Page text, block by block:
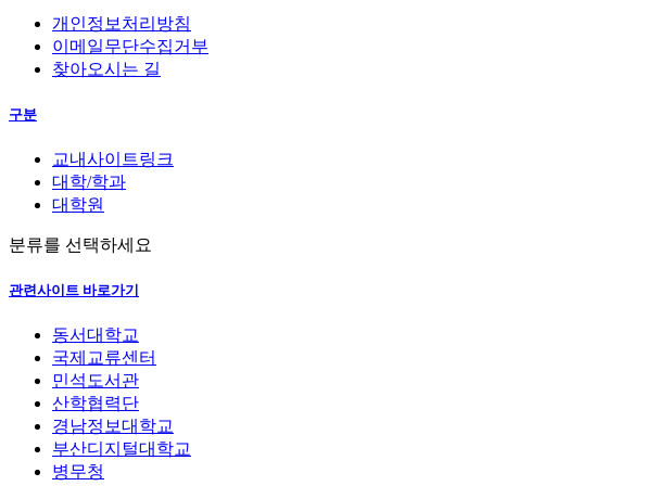
개인정보처리방침
이메일무단수집거부
찾아오시는 길
구분
교내사이트링크
대학/학과
대학원
분류를 선택하세요
관련사이트 바로가기
동서대학교
국제교류센터
민석도서관
산학협력단
경남정보대학교
부산디지털대학교
병무청